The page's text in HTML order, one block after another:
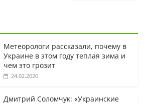
Метеорологи рассказали, почему в
Украине в этом году теплая зима и
чем это грозит
24.02.2020
Дмитрий Соломчук: «Украинские